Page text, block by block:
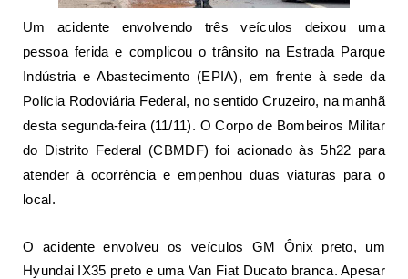
Um acidente envolvendo três veículos deixou uma
pessoa ferida e complicou o trânsito na Estrada Parque
Indústria e Abastecimento (EPIA), em frente à sede da
Polícia Rodoviária Federal, no sentido Cruzeiro, na manhã
desta segunda-feira (11/11). OCorpo de Bombeiros Militar
do Distrito Federal (CBMDF) foi acionado às 5h22 para
atender à ocorrência e empenhou duas viaturas para o
local.
O acidente envolveu os veículos GM Ônix preto, um
Hyundai IX35 preto e uma Van Fiat Ducato branca. Apesar